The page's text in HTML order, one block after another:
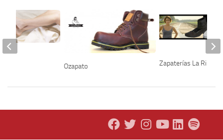
Ozapato Zapaterías La Ribera